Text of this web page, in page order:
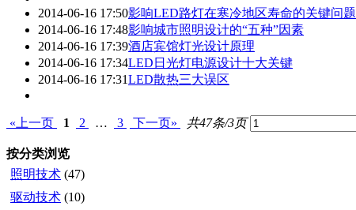
2014-06-16 17:50影响LED路灯在寒冷地区寿命的关键问题
2014-06-16 17:48影响城市照明设计的“五种”因素
2014-06-16 17:39酒店宾馆灯光设计原理
2014-06-16 17:34LED日光灯电源设计十大关键
2014-06-16 17:31LED散热三大误区
«上一页 1 2 … 3 下一页» 共47条/3页
按分类浏览
照明技术 (47)
驱动技术 (10)